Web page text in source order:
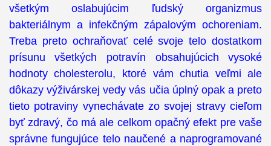
všetkým oslabujúcim ľudský organizmus
bakteriálnym a infekčným zápalovým ochoreniam.
Treba preto ochraňovať celé svoje telo dostatkom
prísunu všetkých potravín obsahujúcich vysoké
hodnoty cholesterolu, ktoré vám chutia veľmi ale
dôkazy výživárskej vedy vás učia úplný opak a preto
tieto potraviny vynechávate zo svojej stravy cieľom
byť zdravý, čo má ale celkom opačný efekt pre vaše
správne fungujúce telo naučené a naprogramované